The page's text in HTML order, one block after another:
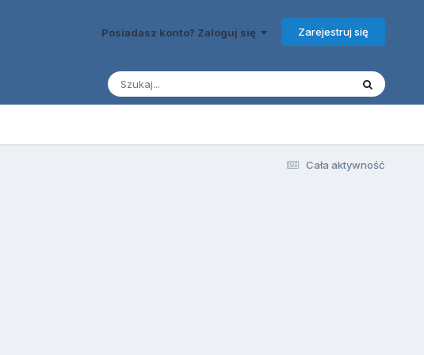
Posiadasz konto? Zaloguj się Zarejestruj się
Cała aktywność